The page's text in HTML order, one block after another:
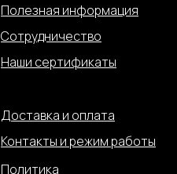
Полезная информация
Сотрудничество
Наши сертификаты
Доставка и оплата
Контакты и режим работы
Политика